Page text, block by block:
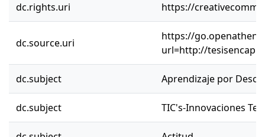
dc.rights.uri https://
dc.source.uri
https://
url=http://
dc.subject Aprendizaje por
dc.subject TIC's-Innovaciones